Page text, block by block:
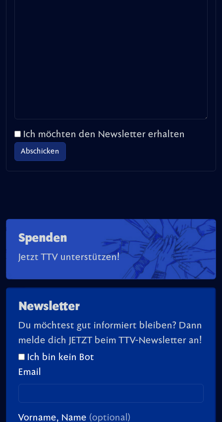
Ich möchten den Newsletter erhalten
Spenden
Jetzt TTV unterstützen!
Newsletter
Du möchtest gut informiert bleiben? Dann
melde dich JETZT beim TTV-Newsletter an!
Ich bin kein Bot
Email
Vorname, Name (optional)